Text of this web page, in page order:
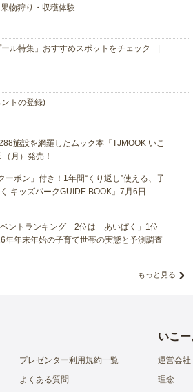
果物狩り・収穫体験
ル特集」おすすめスポットをチェック
トの登録)
施設を網羅したムック本『TJMOOK いこ
月）発売！
ーポン」付き！1年間“くり返し”使える、子
キッズパークGUIDE BOOK』7月6日
ントランキング 2位は「あいぱく」1位
年末年始の子育て世帯の実態と予測調査
もっと見る
プレゼンター利用規約一覧
よくある質問
いこ
運営会社
理念